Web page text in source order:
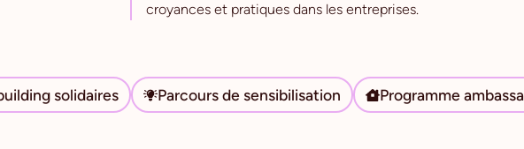
croyances et pratiques dans les entreprises.
solidaires Parcours de sensibilisation Programme